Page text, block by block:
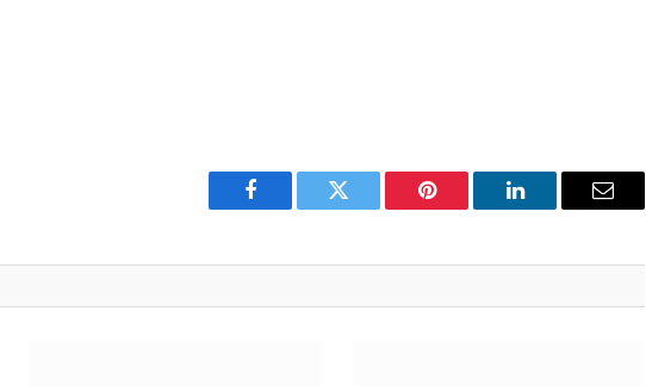
Facebook Twitter Pinterest LinkedIn Email